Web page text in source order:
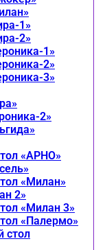
1»
2»
1»
2»
3»
2»
«АРНО»
«Милан»
2»
«Милан 3»
«Палермо»
стол